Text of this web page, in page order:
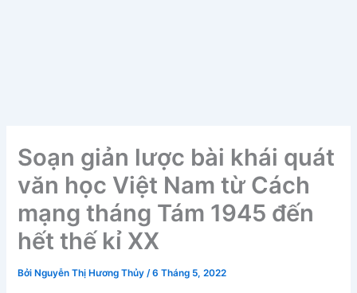
Soạn giản lược bài khái quát
văn học Việt Nam từ Cách
mạng tháng Tám 1945 đến
hết thế kỉ XX
Bởi Nguyễn Thị Hương Thủy/6 Tháng 5, 2022